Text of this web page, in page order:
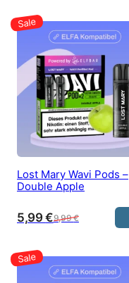
Lost Mary Wavi Pods –
Double Apple
9,99€
5,99€